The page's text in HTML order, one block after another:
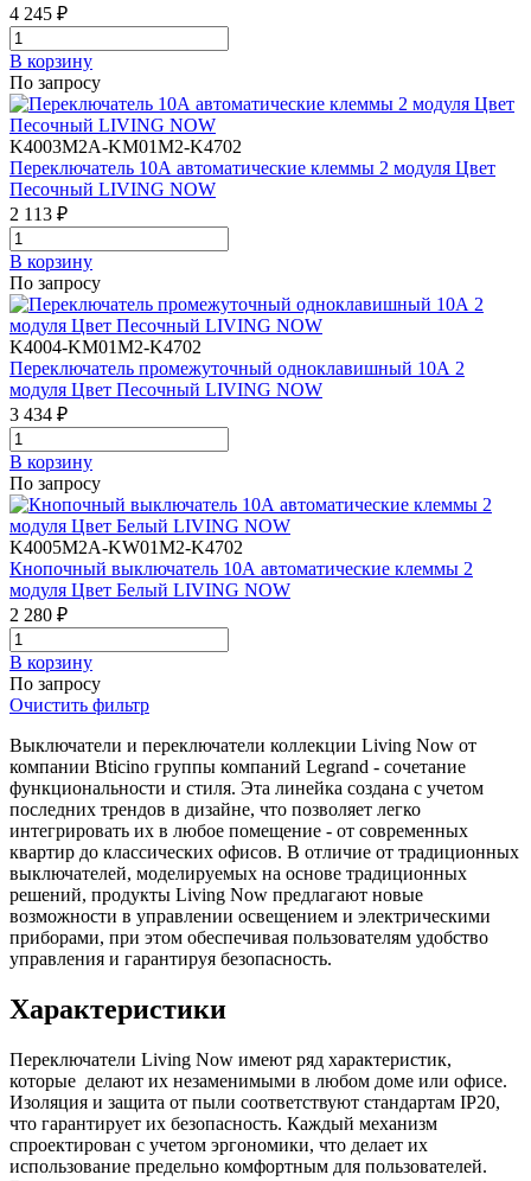
4 245 ₽
В корзинy
По запросу
K4003M2A-KM01M2-K4702
Переключатель 10А автоматические клеммы 2 модуля Цвет
Песочный LIVING NOW
2 113 ₽
В корзинy
По запросу
K4004-KM01M2-K4702
Переключатель промежуточный одноклавишный 10А 2
модуля Цвет Песочный LIVING NOW
3 434 ₽
В корзинy
По запросу
K4005M2A-KW01M2-K4702
Кнопочный выключатель 10А автоматические клеммы 2
модуля Цвет Белый LIVING NOW
2 280 ₽
В корзинy
По запросу
Очистить фильтр
Выключатели и переключатели коллекции Living Now от
компании Bticino группы компаний Legrand - сочетание
функциональности и стиля. Эта линейка создана с учетом
последних трендов в дизайне, что позволяет легко
интегрировать их в любое помещение - от современных
квартир до классических офисов. В отличие от традиционных
выключателей, моделируемых на основе традиционных
решений, продукты Living Now предлагают новые
возможности в управлении освещением и электрическими
приборами, при этом обеспечивая пользователям удобство
управления и гарантируя безопасность.
Характеристики
Переключатели Living Now имеют ряд характеристик,
которые делают их незаменимыми в любом доме или офисе.
Изоляция и защита от пыли соответствуют стандартам IP20,
что гарантирует их безопасность. Каждый механизм
спроектирован с учетом эргономики, что делает их
использование предельно комфортным для пользователей.